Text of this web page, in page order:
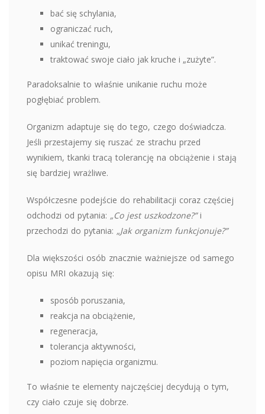
bać się schylania,
ograniczać ruch,
unikać treningu,
traktować swoje ciało jak kruche i „zużyte”.
Paradoksalnie to właśnie unikanie ruchu może
pogłębiać problem.
Organizm adaptuje się do tego, czego doświadcza.
Jeśli przestajemy się ruszać ze strachu przed
wynikiem, tkanki tracą tolerancję na obciążenie i stają
się bardziej wrażliwe.
Współczesne podejście do rehabilitacji coraz częściej
odchodzi od pytania: „Co jest uszkodzone?”i
przechodzi do pytania: „Jak organizm funkcjonuje?”
Dla większości osób znacznie ważniejsze od samego
opisu MRI okazują się:
sposób poruszania,
reakcja na obciążenie,
regeneracja,
tolerancja aktywności,
poziom napięcia organizmu.
To właśnie te elementy najczęściej decydują o tym,
czy ciało czuje się dobrze.